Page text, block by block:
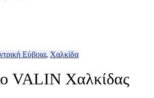
Εύβοια, Χαλκίδα
VALIN Χαλκίδας